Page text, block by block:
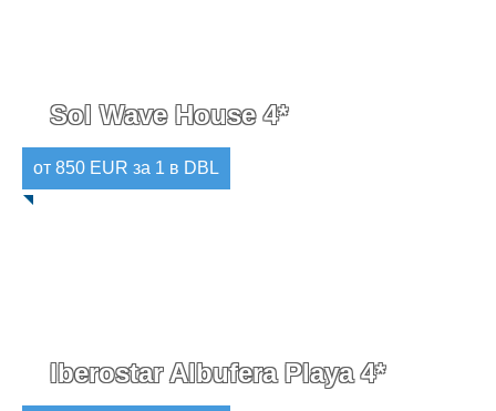
Sol Wave House 4*
от 850 EUR за 1 в DBL
Iberostar Albufera Playa 4*